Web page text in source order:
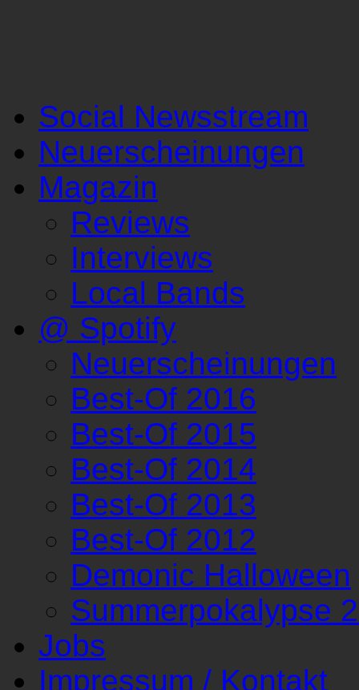
Social Newsstream
Neuerscheinungen
Magazin
Reviews
Interviews
Local Bands
@ Spotify
Neuerscheinungen
Best-Of 2016
Best-Of 2015
Best-Of 2014
Best-Of 2013
Best-Of 2012
Demonic Halloween
Summerpokalypse
Jobs
Impressum / Kontakt